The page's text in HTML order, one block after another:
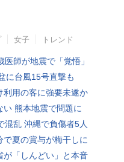
女子 トレンド
師が地震で「覚悟」
に台風15号直撃も
利用の客に強要未遂か
い 熊本地震で問題に
混乱 沖縄で負傷者5人
で夏の賞与が梅干しに
が「しんどい」と本音